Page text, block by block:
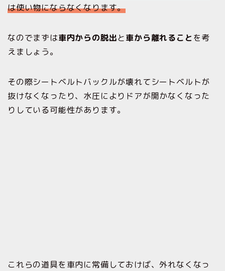
は使い物にならなくなります。
なのでまずは車内からの脱出と車から離れることを考
えましょう。
その際シートベルトバックルが壊れてシートベルトが
抜けなくなったり、水圧によりドアが開かなくなった
りしている可能性があります。
これらの道具を車内に常備しておけば、外れなくなっ